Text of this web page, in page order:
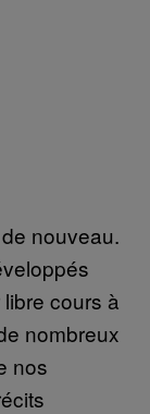
nouveau.
cours à
nombreux
nos